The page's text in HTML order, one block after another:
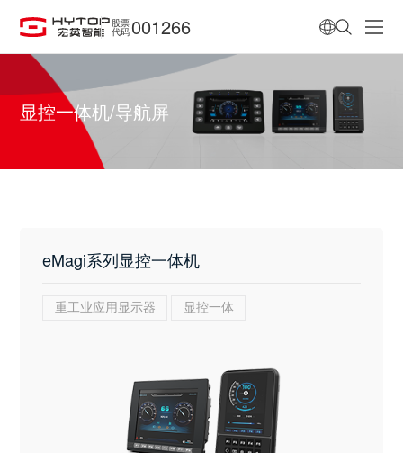
股票
代码 001266
显控一体机/导航屏
eMagi系列显控一体机
重工业应用显示器 显控一体